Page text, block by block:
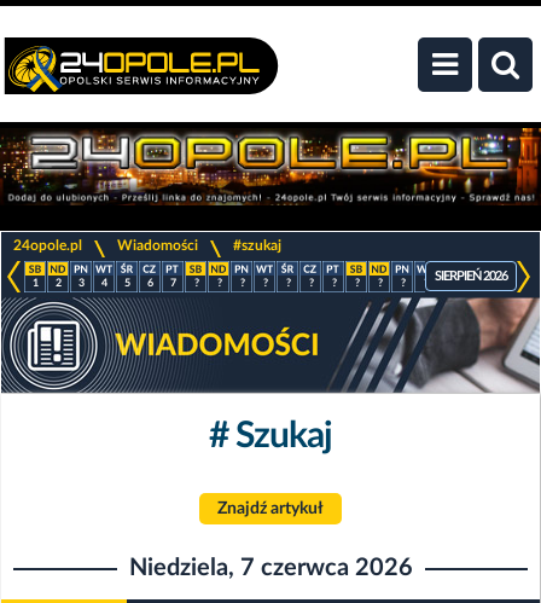
24opole.pl Wiadomości #szukaj
1 2 3 4 5 6 7 ? ? ? ? ? ? ? ? ? ? ? ? ? ?
SIERPIEŃ 2026
# Szukaj
Znajdź artykuł
Niedziela, 7 czerwca 2026